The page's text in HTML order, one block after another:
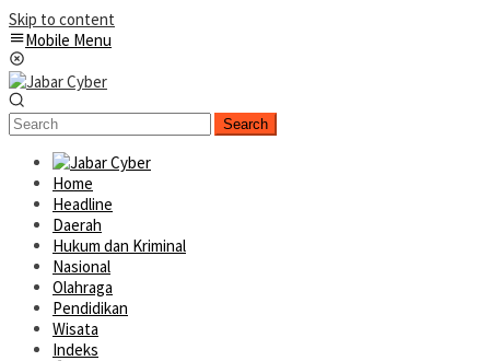
Skip to content
Mobile Menu
Search
Home
Headline
Daerah
Hukum dan Kriminal
Nasional
Olahraga
Pendidikan
Wisata
Indeks